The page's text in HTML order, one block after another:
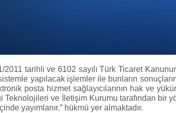
2011 tarihli ve 6102 sayılı Türk Ticaret
yapılacak işlemler ile bunların
posta hizmet sağlayıcılarının hak ve
Teknolojileri ve İletişim Kurumu tarafından bir
yayımlanır.” hükmü yer almaktadır.